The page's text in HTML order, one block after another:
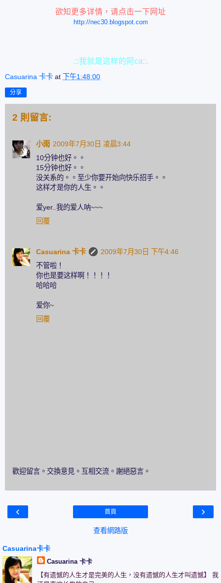
欲知更多详情，请点击一下网址
http://nec30.blogspot.com
.::我就是这样的阿ca::.
Casuarina 卡卡 at 下午1:48:00
分享
2 則留言:
小雨 2009年7月30日 凌晨3:44
10分钟也好。。
15分钟也好。。
没关系的。。至少你要开始向快乐招手。。
这样才是你的人生。。
爱yer..我的爱人呐~~~
回覆
Casuarina 卡卡
2009年7月30日 下午4:46
不管啦！
你也是要这样啊！！！！
哈哈哈
爱你~
回覆
歡迎留言。交換意見。互相交流。謝絕惡言。
‹ ›
首頁
查看網路版
Casuarina卡卡
Casuarina 卡卡
【有遗憾的人生才是完美的人生，没有遗憾的人生才叫遗憾】 我